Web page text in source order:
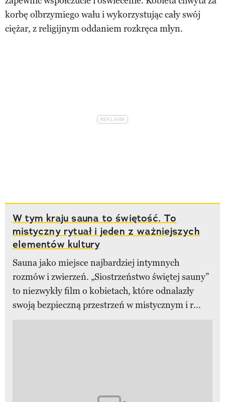
korbę olbrzymiego wału i wykorzystując cały swój
ciężar, z religijnym oddaniem rozkręca młyn.
W tym kraju sauna to świętość. To
mistyczny rytuał i jeden z ważniejszych
elementów kultury
Sauna jako miejsce najbardziej intymnych
rozmów i zwierzeń. „Siostrzeństwo świętej sauny”
to niezwykły film o kobietach, które odnalazły
swoją bezpieczną przestrzeń w mistycznym i r...